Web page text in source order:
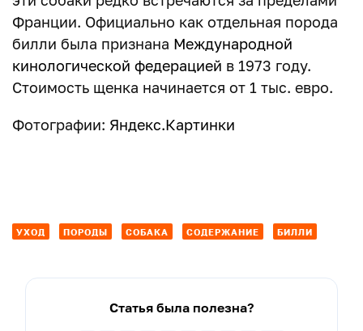
Франции. Официально как отдельная порода
билли была признана Международной
кинологической федерацией в 1973 году.
Стоимость щенка начинается от 1 тыс. евро.
Фотографии: Яндекс.Картинки
УХОД ПОРОДЫ СОБАКА СОДЕРЖАНИЕ БИЛЛИ
Статья была полезна?